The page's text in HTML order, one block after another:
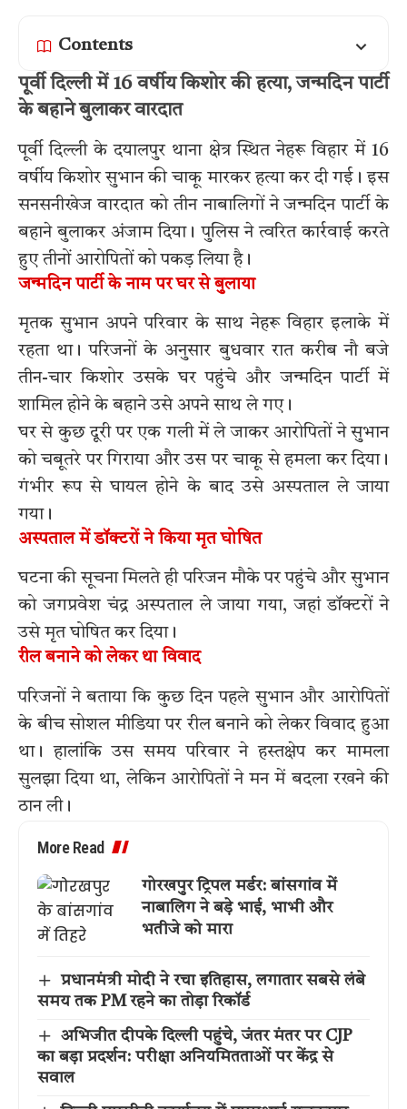
Contents
पूर्वी दिल्ली में 16 वर्षीय किशोर की हत्या, जन्मदिन पार्टी
के बहाने बुलाकर वारदात
पूर्वी दिल्ली के दयालपुर थाना क्षेत्र स्थित नेहरू विहार में 16
वर्षीय किशोर सुभान की चाकू मारकर हत्या कर दी गई। इस
सनसनीखेज वारदात को तीन नाबालिगों ने जन्मदिन पार्टी के
बहाने बुलाकर अंजाम दिया। पुलिस ने त्वरित कार्रवाई करते
हुए तीनों आरोपितों को पकड़ लिया है।
जन्मदिन पार्टी के नाम पर घर से बुलाया
मृतक सुभान अपने परिवार के साथ नेहरू विहार इलाके में
रहता था। परिजनों के अनुसार बुधवार रात करीब नौ बजे
तीन-चार किशोर उसके घर पहुंचे और जन्मदिन पार्टी में
शामिल होने के बहाने उसे अपने साथ ले गए।
घर से कुछ दूरी पर एक गली में ले जाकर आरोपितों ने सुभान
को चबूतरे पर गिराया और उस पर चाकू से हमला कर दिया।
गंभीर रूप से घायल होने के बाद उसे अस्पताल ले जाया
गया।
अस्पताल में डॉक्टरों ने किया मृत घोषित
घटना की सूचना मिलते ही परिजन मौके पर पहुंचे और सुभान
को जगप्रवेश चंद्र अस्पताल ले जाया गया, जहां डॉक्टरों ने
उसे मृत घोषित कर दिया।
रील बनाने को लेकर था विवाद
परिजनों ने बताया कि कुछ दिन पहले सुभान और आरोपितों
के बीच सोशल मीडिया पर रील बनाने को लेकर विवाद हुआ
था। हालांकि उस समय परिवार ने हस्तक्षेप कर मामला
सुलझा दिया था, लेकिन आरोपितों ने मन में बदला रखने की
ठान ली।
More Read
गोरखपुर ट्रिपल मर्डर: बांसगांव में
नाबालिग ने बड़े भाई, भाभी और
भतीजे को मारा
प्रधानमंत्री मोदी ने रचा इतिहास, लगातार सबसे लंबे
समय तक PM रहने का तोड़ा रिकॉर्ड
अभिजीत दीपके दिल्ली पहुंचे, जंतर मंतर पर CJP
का बड़ा प्रदर्शन: परीक्षा अनियमितताओं पर केंद्र से
सवाल